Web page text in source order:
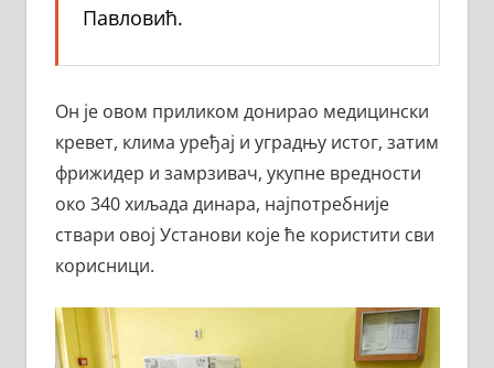
Павловић.
Он је овом приликом донирао медицински
кревет, клима уређај и уградњу истог, затим
фрижидер и замрзивач, укупне вредности
око 340 хиљада динара, најпотребније
ствари овој Установи које ће користити сви
корисници.